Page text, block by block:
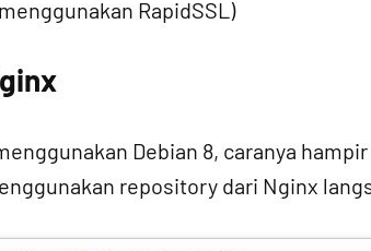
RapidSSL)
Debian 8, caranya
repository dari Nginx